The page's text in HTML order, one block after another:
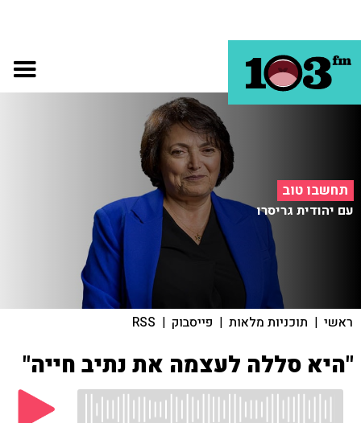
תחשבו טוב
עם יהודית גריסרו
ראשי | תוכניות מלאות | פייסבוק |
RSS
"היא סללה לעצמה את נתיב חייה"